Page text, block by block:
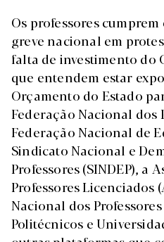
Os professores
greve nacional em
falta de investimento do
que entendem estar
Orçamento do Estado
Federação Nacional dos
Federação Nacional de
Sindicato Nacional e
Professores (SINDEP), a
Professores Licenciados
Nacional dos
Politécnicos e